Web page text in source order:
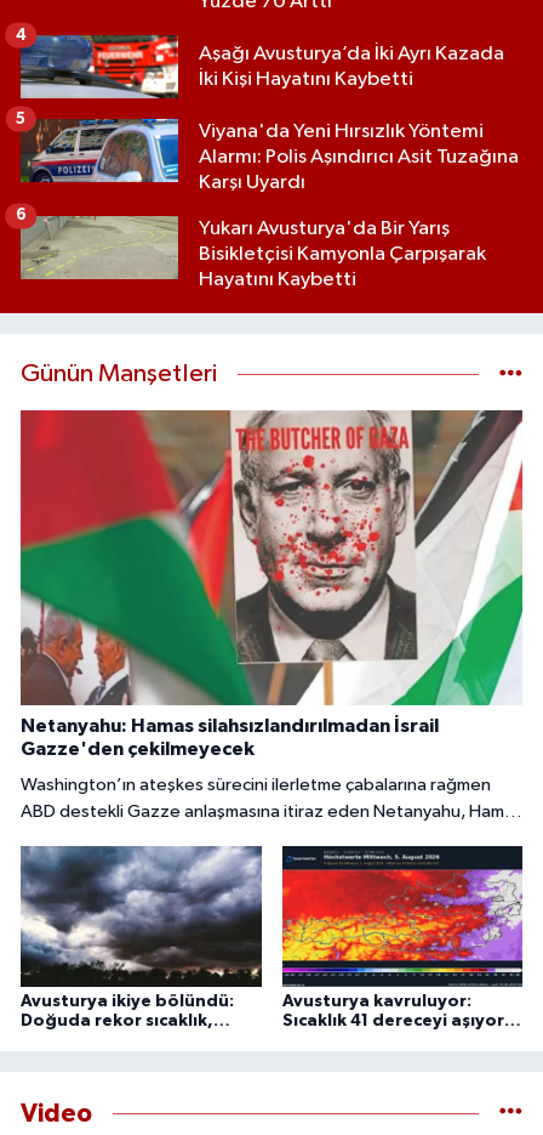
Aşağı Avusturya’da İki Ayrı Kazada
İki Kişi Hayatını Kaybetti
4
Viyana'da Yeni Hırsızlık Yöntemi
Alarmı: Polis Aşındırıcı Asit Tuzağına
Karşı Uyardı
5
Yukarı Avusturya'da Bir Yarış
Bisikletçisi Kamyonla Çarpışarak
Hayatını Kaybetti
6
Günün Manşetleri
Netanyahu: Hamas silahsızlandırılmadan İsrail
Gazze'den çekilmeyecek
Washington’ın ateşkes sürecini ilerletme çabalarına rağmen
ABD destekli Gazze anlaşmasına itiraz eden Netanyahu, Hamas
çekilmeyeceğini söyledi.
Avusturya ikiye bölündü:
Doğuda rekor sıcaklık,
Avusturya kavruluyor:
Sıcaklık 41 dereceyi aşıyor,
Video